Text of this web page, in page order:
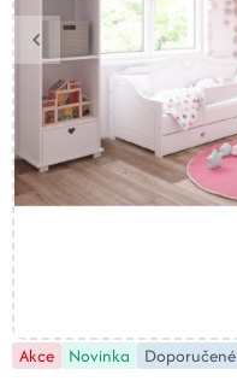
Akce Novinka Doporučené